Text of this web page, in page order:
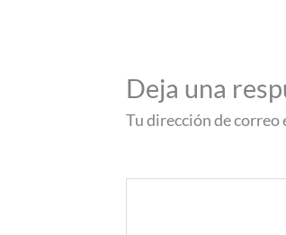
Deja una
Tu dirección de